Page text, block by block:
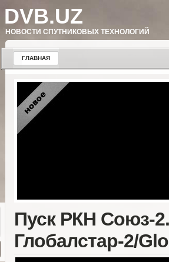
DVB.UZ
НОВОСТИ СПУТНИКОВЫХ ТЕХНОЛОГИЙ
ГЛАВНАЯ
Пуск РКН Союз-
Глобалстар-2/